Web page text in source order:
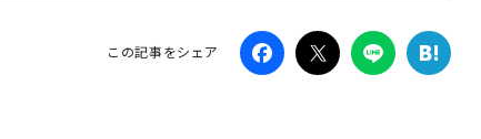
この記事をシェア